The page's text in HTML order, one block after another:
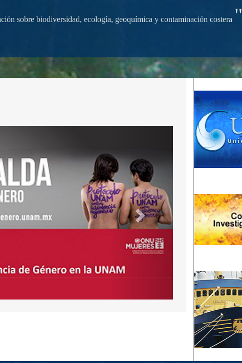
sobre biodiversidad, ecología, geoquímica y contaminación costera "